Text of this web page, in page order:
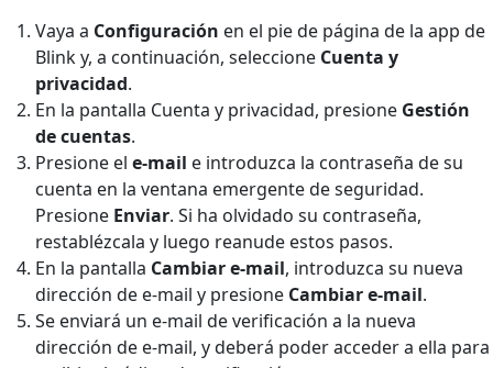
Vaya a Configuración en el pie de página de la app de
Blink y, a continuación, seleccione Cuenta y
privacidad.
En la pantalla Cuenta y privacidad, presione Gestión
de cuentas.
Presione el e-mail e introduzca la contraseña de su
cuenta en la ventana emergente de seguridad.
Presione Enviar. Si ha olvidado su contraseña,
restablézcala y luego reanude estos pasos.
En la pantalla Cambiar e-mail, introduzca su nueva
dirección de e-mail y presione Cambiar e-mail.
Se enviará un e-mail de verificación a la nueva
dirección de e-mail, y deberá poder acceder a ella para